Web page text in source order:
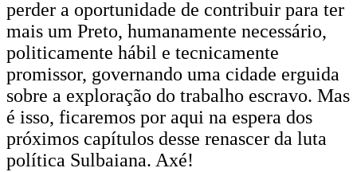
perder a oportunidade de contribuir para ter
mais um Preto, humanamente necessário,
politicamente hábil e tecnicamente
promissor, governando uma cidade erguida
sobre a exploração do trabalho escravo. Mas
é isso, ficaremos por aqui na espera dos
próximos capítulos desse renascer da luta
política Sulbaiana. Axé!